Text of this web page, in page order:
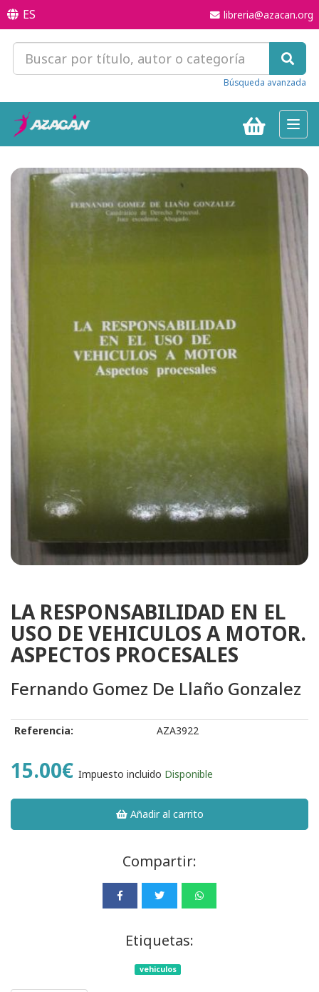
ES libreria@azacan.org
Búsqueda avanzada
LA RESPONSABILIDAD EN EL
USO DE VEHICULOS A MOTOR.
ASPECTOS PROCESALES
Fernando Gomez De Llaño Gonzalez
Referencia: AZA3922
15.00€ Impuesto incluido Disponible
Añadir al carrito
Compartir:
Etiquetas:
vehiculos